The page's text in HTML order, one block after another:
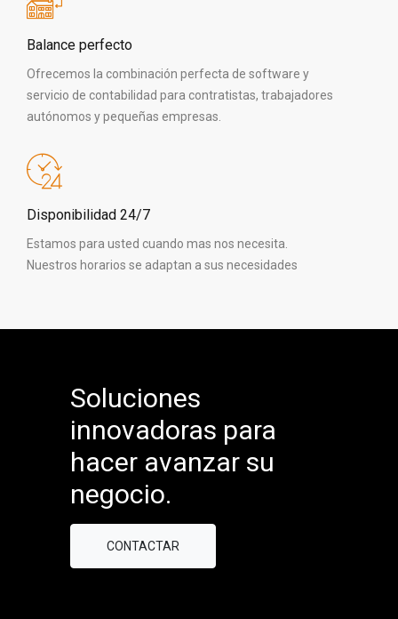
Balance perfecto
Ofrecemos la combinación perfecta de software y
servicio de contabilidad para contratistas, trabajadores
autónomos y pequeñas empresas.
Disponibilidad 24/7
Estamos para usted cuando mas nos necesita.
Nuestros horarios se adaptan a sus necesidades
Soluciones
innovadoras para
hacer avanzar su
negocio.
CONTACTAR